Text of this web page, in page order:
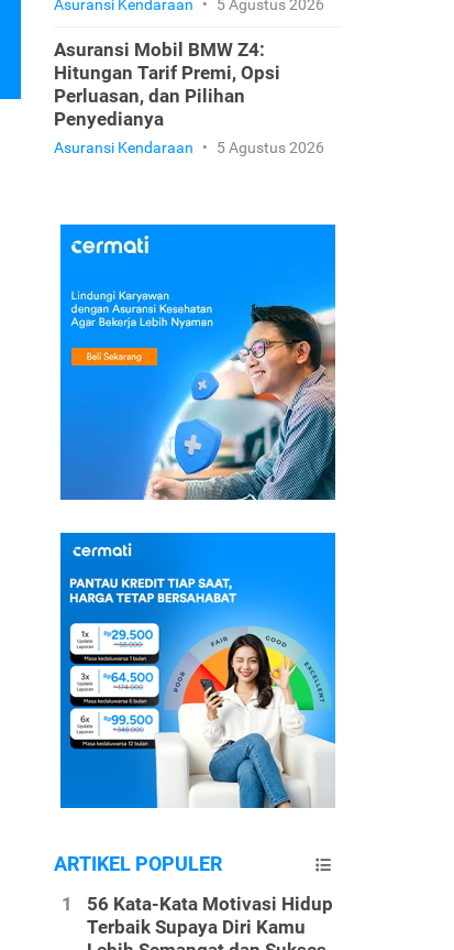
Asuransi Kendaraan • 5 Agustus 2026
Asuransi Mobil BMW Z4:
Hitungan Tarif Premi, Opsi
Perluasan, dan Pilihan
Penyedianya
Asuransi Kendaraan • 5 Agustus 2026
ARTIKEL POPULER
56 Kata-Kata Motivasi Hidup
Terbaik Supaya Diri Kamu